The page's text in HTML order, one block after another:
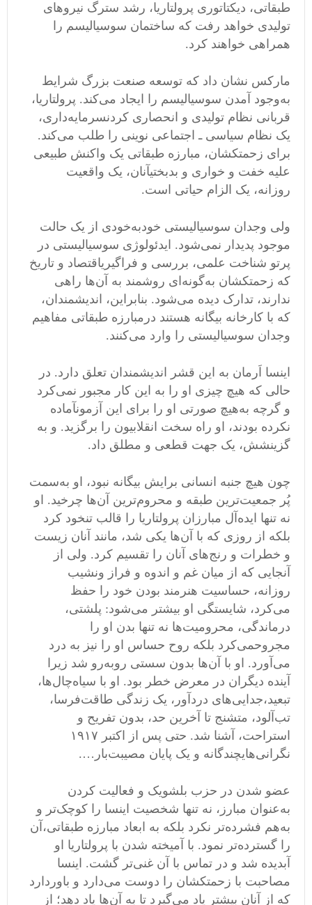
طبقاتی، دیکتاتوری پرولتاریا، رشد سترگ نیروهای
تولیدی خواهد رفت که ساختمان سوسیالیسم را
همراهی خواهند کرد.
مارکس نشان داد که توسعه صنعت بزرگ شرایط
بهوجود آمدن سوسیالیسم را ایجاد میکند. پرولتاریا،
قربانی نظام تولیدی و انحصاری کردنسرمایهداری،
یک نظام سیاسی ـ اجتماعی نوینی را طلب میکند.
برای زحمتکشان، مبارزه طبقاتی یک واکنش طبیعی
علیه خفت و خواری و بدبختیآنان، یک واقعیت
روزانه، یک الزام حیاتی است.
ولی وجدان سوسیالیستی خودبهخودی از یک حالت
موجود پدیدار نمیشود. ایدئولوژی سوسیالیستی در
پرتو شناخت علمی، بررسی و فراگیریاقتصاد و تاریخ
که زحمتکشان بهگونه ای روشمند به آنها راهی
ندارند، تدارک دیده میشود. بنابراین، اندیشمندان،
که با کارخانه بیگانه هستند درمبارزه طبقاتی مفاهیم
وجدان سوسیالیستی را وارد میکنند.
اینسا اَرمان به این قشر اندیشمندان تعلق دارد. در
حالی که هیچ چیزی او را به این کار مجبور نمیکرد
و گرچه بههیچ صورتی او را برای این آزمونآماده
نکرده بودند، او راه سخت انقلابیون را برگزید. و به
گزینشش، یک جهت قطعی و مطلق داد.
چون هیچ جنبه انسانی برایش بیگانه نبود، او بهسمت
پُر جمعیتترین طبقه و محرومترین آنها چرخید. او
نه تنها ایده آل مبارزان پرولتاریا را قالب تنخود کرد
بلکه از روزی که با آنها یکی شد، مانند آنان زیست
و خطرات و رنجهای آنان را تقسیم کرد. ولی از
آنجایی که از میان غم و اندوه و فراز ونشیب
روزانه، حساسیت هنرمند بودن خود را حفظ
میکرد، شایستگی او بیشتر میشود: پلشتی،
درماندگی، محرومیتها نه تنها بدن او را
مجروحمیکرد بلکه روح حساس او را نیز به درد
می آورد. او با آنها بدون سستی روبهرو شد زیرا
آینده دیگران در معرض خطر بود. او با سیاهچالها،
تبعید،جداییهای دردآور، یک زندگی طاقتفرسا،
تب آلود، متشنج تا آخرین حد، بدون تفریح و
استراحت، آشنا شد.
حتی پس از اکتبر ۱۹۱۷
نگرانیهایچندگانه و یک پایان مصیبتبار ….
عضو شدن در حزب بلشویک و فعالیت کردن
بهعنوان مبارز، نه تنها شخصیت اینسا را کوچکتر و
بههم فشردهتر نکرد بلکه به ابعاد مبارزه طبقاتی،آن
را گستردهتر نمود. با آمیخته شدن با پرولتاریا او
آبدیده شد و در تماس با آن غنیتر گشت. اینسا
مصاحبت با زحمتکشان را دوست میدارد و باوردارد
که از آنان بیشتر یاد میگیرد تا به آنها یاد دهد؛ از